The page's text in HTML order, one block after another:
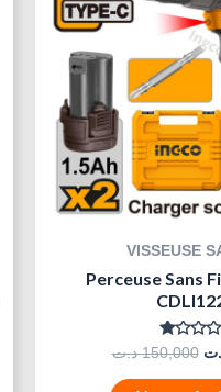
VISSEUSE
Perceuse Sans
Note
Sur
150,000 د.ت